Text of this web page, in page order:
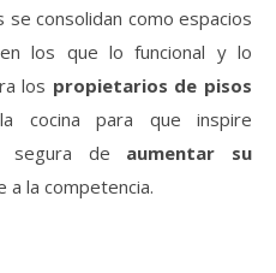
se consolidan como espacios
los que lo funcional y lo
los propietarios de pisos
cocina para que inspire
segura de aumentar su
a la competencia.